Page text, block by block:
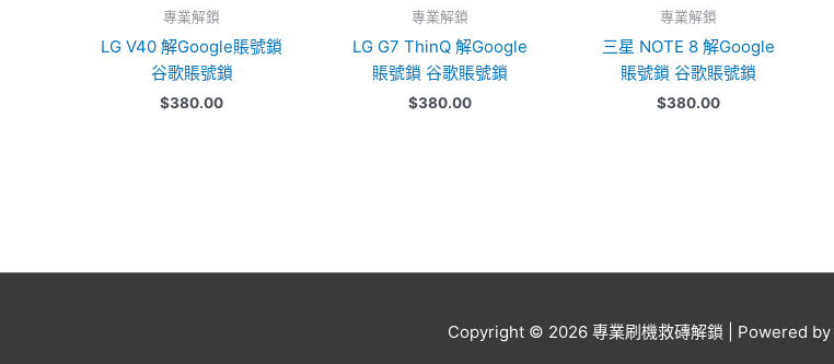
專業解鎖
LG V40 解Google賬號鎖
谷歌賬號鎖
$380.00
專業解鎖
LG G7 ThinQ 解Google
賬號鎖 谷歌賬號鎖
$380.00
專業解鎖
三星 NOTE 8 解Google
賬號鎖 谷歌賬號鎖
$380.00
Copyright © 2026 專業刷機救磚解鎖 | Powered by